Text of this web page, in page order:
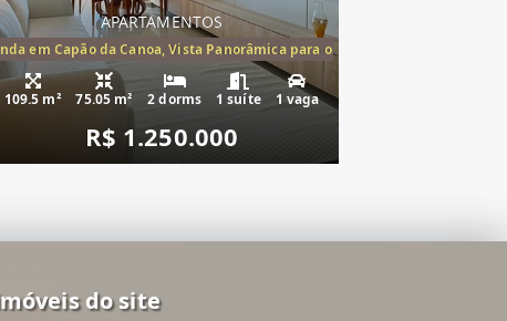
à venda Cap
APARTAMENTOS
em Capão da Canoa, Vista Panorâmica para o Mar, 2
109.5 m² 75.05 m² 2 dorms 1 suíte 1 vaga
R$ 1.250.000
do site